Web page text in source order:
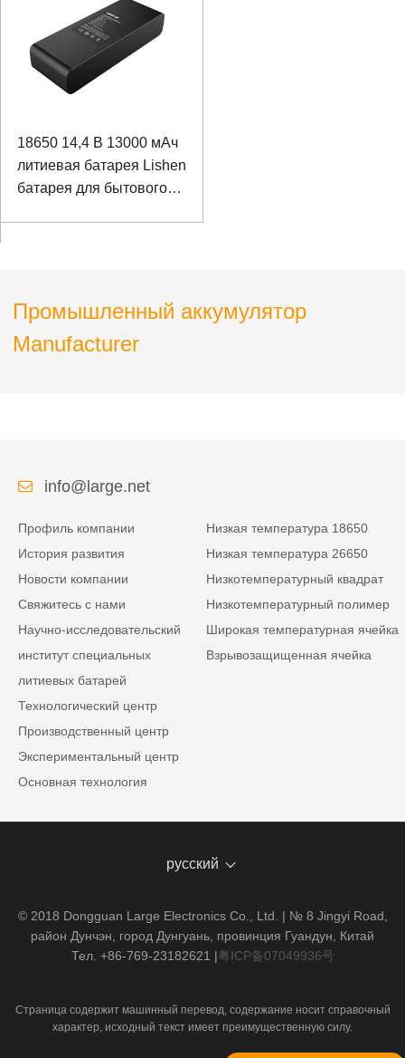
18650 14,4 В 13000 мАч
литиевая батарея Lishen
батарея для бытового
Промышленный аккумулятор
Manufacturer
info@large.net
Профиль компании
История развития
Новости компании
Свяжитесь с нами
Научно-исследовательский
институт специальных
литиевых батарей
Технологический центр
Производственный центр
Экспериментальный центр
Основная технология
Низкая температура 18650
Низкая температура 26650
Низкотемпературный квадрат
Низкотемпературный полимер
Широкая температурная ячейка
Взрывозащищенная ячейка
русский
© 2018 Dongguan Large Electronics Co., Ltd. | № 8 Jingyi Road,
район Дунчэн, город Дунгуань, провинция Гуандун, Китай
Тел. +86-769-23182621 |粤ICP备07049936号
Страница содержит машинный перевод, содержание носит справочный
характер, исходный текст имеет преимущественную силу.